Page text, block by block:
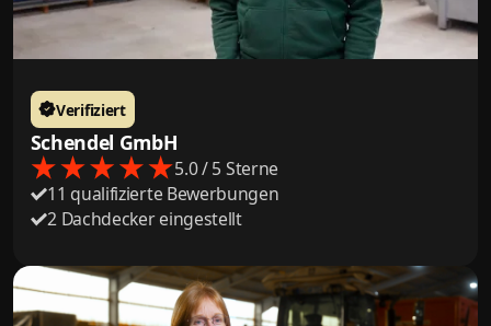
Schendel GmbH
Verifiziert
5.0 / 5 Sterne
11 qualifizierte Bewerbungen
2 Dachdecker eingestellt